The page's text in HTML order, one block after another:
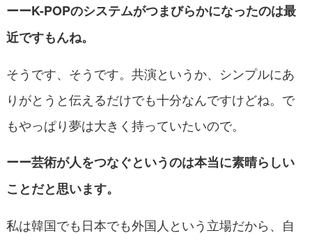
ーーK-POPのシステムがつまびらかになったのは最
近ですもんね。
そうです、そうです。共演というか、シンプルにあ
りがとうと伝えるだけでも十分なんですけどね。で
もやっぱり夢は大きく持っていたいので。
ーー芸術が人をつなぐというのは本当に素晴らしい
ことだと思います。
私は韓国でも日本でも外国人という立場だから、自